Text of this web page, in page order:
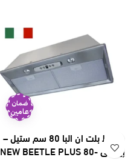
ضمان
عامين
شفاط بلت ان البا 80 سم ستيل –
إيطالي NEW BEETLE PLUS 80-